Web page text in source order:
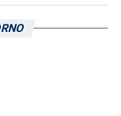
TOP NEWS